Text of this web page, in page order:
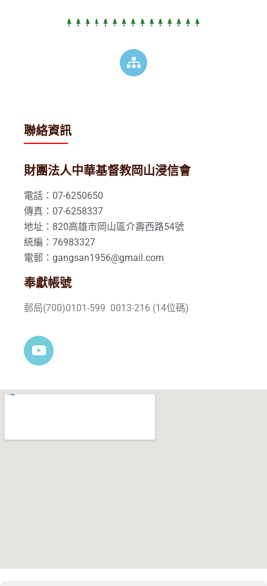
聯絡資訊
財團法人中華基督教岡山浸信會
電話：07-6250650
傳真：07-6258337
地址：820高雄市岡山區介壽西路54號
統編：76983327
電郵：gangsan1956@gmail.com
奉獻帳號
郵局(700)0101-599 0013-216 (14位碼)